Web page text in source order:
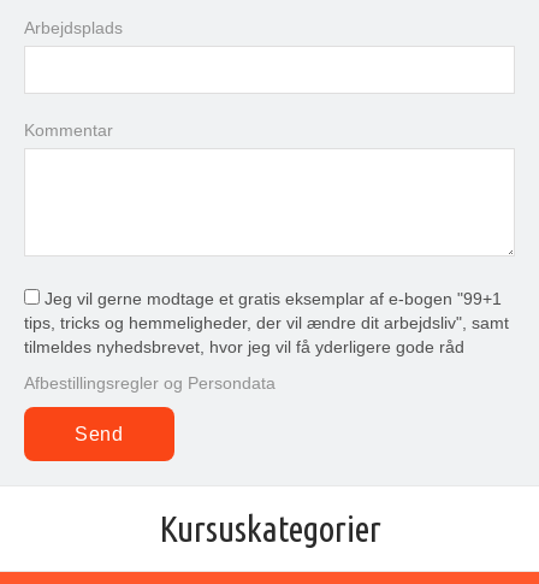
Arbejdsplads
Kommentar
Jeg vil gerne modtage et gratis eksemplar af e-bogen "99+1
tips, tricks og hemmeligheder, der vil ændre dit arbejdsliv", samt
tilmeldes nyhedsbrevet, hvor jeg vil få yderligere gode råd
Afbestillingsregler og Persondata
Kursuskategorier